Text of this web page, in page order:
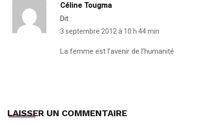
Céline Tougma
Dit :
3 septembre 2012 à 10 h 44 min
La femme est l’avenir de l’humanité
LAISSER UN COMMENTAIRE